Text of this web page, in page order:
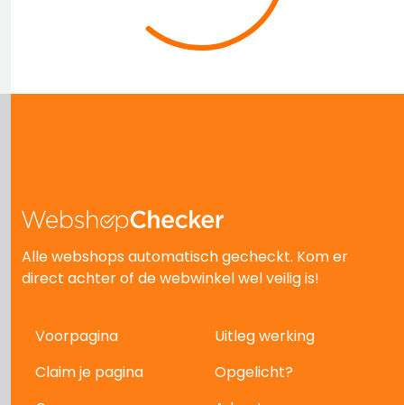
Alle webshops automatisch gecheckt. Kom er
direct achter of de webwinkel wel veilig is!
Voorpagina
Uitleg werking
Claim je pagina
Opgelicht?